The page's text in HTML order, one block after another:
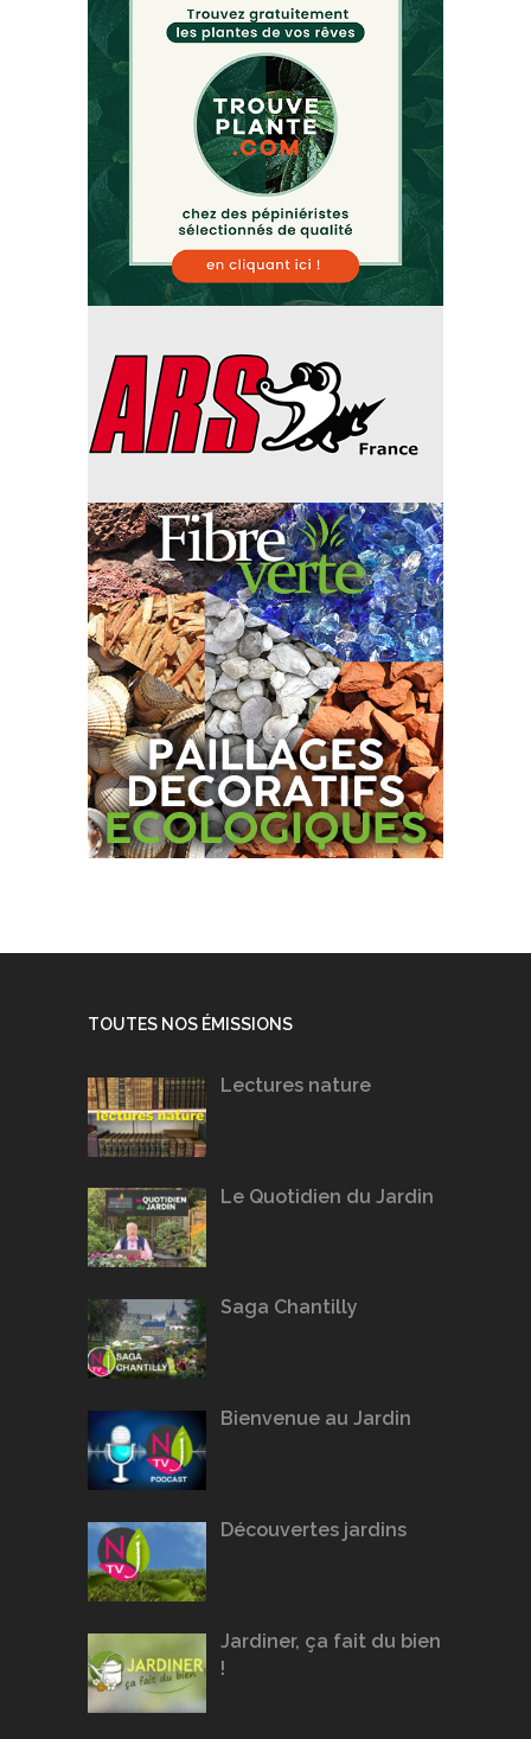
TOUTES NOS ÉMISSIONS
Lectures nature
Le Quotidien du Jardin
Saga Chantilly
Bienvenue au Jardin
Découvertes jardins
Jardiner, ça fait du bien
!